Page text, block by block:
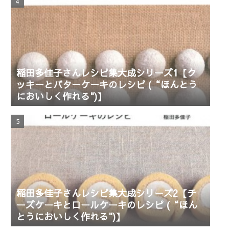
稲田多佳子さんレシピ集大成シリーズ1【ク
ッキーとバターケーキのレシピ (“ほんとう
においしく作れる")】
稲田多佳子さんレシピ集大成シリーズ2【チ
ーズケーキとロールケーキのレシピ (“ほん
とうにおいしく作れる")】